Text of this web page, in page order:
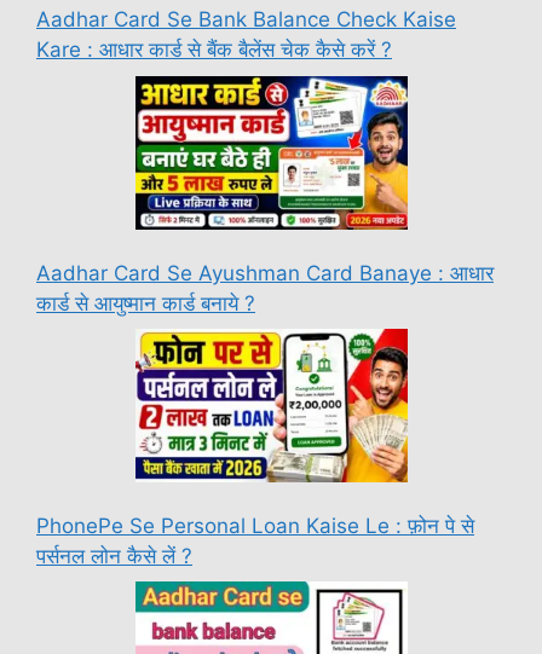
Aadhar Card Se Bank Balance Check Kaise
Kare : आधार कार्ड से बैंक बैलेंस चेक कैसे करें ?
Aadhar Card Se Ayushman Card Banaye : आधार
कार्ड से आयुष्मान कार्ड बनाये ?
PhonePe Se Personal Loan Kaise Le : फ़ोन पे से
पर्सनल लोन कैसे लें ?